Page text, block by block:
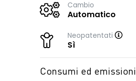
Cambio
Automatico
Neopatentati
Sì
Consumi ed emissioni